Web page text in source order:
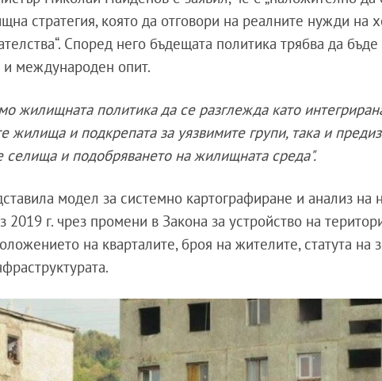
стратегия, която да отговори на реалните нужди на
Според него бъдещата политика трябва да
международен опит.
жилищната политика да се разглежда като
жилища и подкрепата за уязвимите групи, така и
селища и подобряването на жилищната среда".
модел за системно картографиране и анализ на
г. чрез промени в Закона за устройство на
на кварталите, броя на жителите, статута на